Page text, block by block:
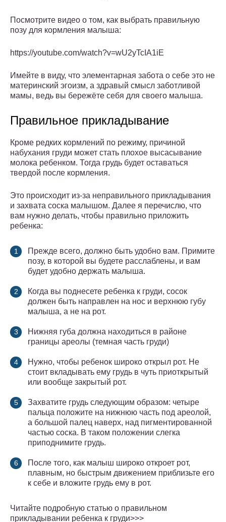
Посмотрите видео о том, как выбрать правильную
позу для кормления малыша:
https://youtube.com/watch?v=wU2yTcIA1iE
Имейте в виду, что элементарная забота о себе это не
материнский эгоизм, а здравый смысл заботливой
мамы, ведь вы бережёте себя для своего малыша.
Правильное прикладывание
Кроме редких кормлений по режиму, причиной
набухания груди может стать плохое высасывание
молока ребенком. Тогда грудь будет оставаться
твердой после кормления.
Это происходит из-за неправильного прикладывания
и захвата соска малышом. Далее я перечислю, что
вам нужно делать, чтобы правильно приложить
ребенка:
Прежде всего, должно быть удобно вам. Примите
позу, в которой вы будете расслаблены, и вам
будет удобно держать малыша.
Когда вы поднесете ребенка к груди, сосок
должен быть направлен на нос и верхнюю губу
малыша, а не на рот.
Нижняя губа должна находиться в районе
границы ареолы (темная часть груди)
Нужно, чтобы ребенок широко открыл рот. Не
стоит вкладывать ему грудь в чуть приоткрытый
или вообще закрытый рот.
Захватите грудь следующим образом: четыре
пальца положите на нижнюю часть под ареолой,
а большой палец наверх, над пигментированной
частью соска. В таком положении слегка
приподнимите грудь.
После того, как малыш широко откроет рот,
плавным, но быстрым движением приблизьте его
к себе и вложите грудь ему в рот.
Читайте подробную статью о правильном
прикладывании ребенка к груди>>>